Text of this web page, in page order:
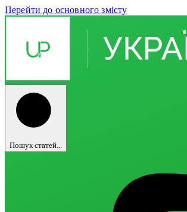
Перейти до основного змісту
Пошук статей...